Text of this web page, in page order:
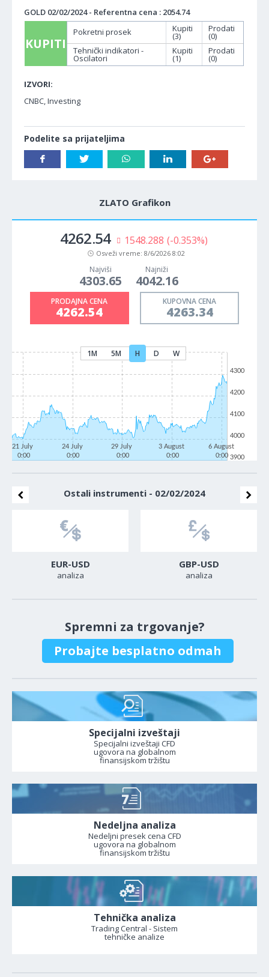
GOLD 02/02/2024 - Referentna cena : 2054.74
KUPITI
Pokretni prosek Kupiti
(3)
Prodati
(0)
Tehnički indikatori -
Oscilatori
Kupiti
(1)
Prodati
(0)
IZVORI:
CNBC, Investing
Podelite sa prijateljima
ZLATO Grafikon
4262.54 1548.288 (-0.353%)
Osveži vreme: 8/6/2026 8:02
Najviši
4303.65
Najniži
4042.16
PRODAJNA CENA
4262.54
KUPOVNA CENA
4263.34
1M 5M H D W
21 July
0:00
24 July
0:00
29 July
0:00
3 August
0:00
6 August
0:00 3900
4000
4100
4200
4300
Ostali instrumenti - 02/02/2024
EUR-USD
analiza
GBP-USD
analiza
Spremni za trgovanje?
Probajte besplatno odmah
Specijalni izveštaji
Specijalni izveštaji CFD
ugovora na globalnom
finansijskom tržištu
Nedeljna analiza
Nedeljni presek cena CFD
ugovora na globalnom
finansijskom tržištu
Tehnička analiza
Trading Central - Sistem
tehničke analize